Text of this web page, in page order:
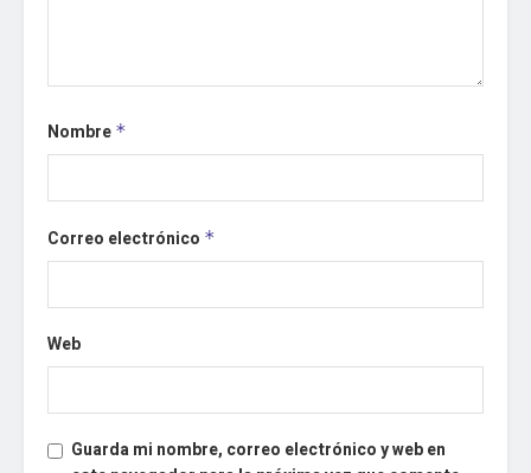
Nombre *
Correo electrónico *
Web
Guarda mi nombre, correo electrónico y web en